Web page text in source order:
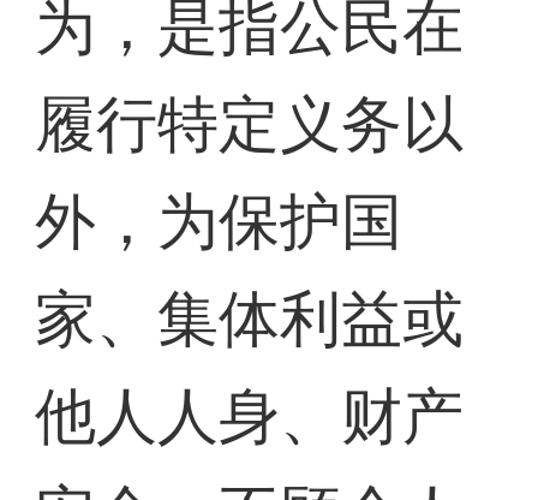
为，是指公民在
履行特定义务以
外，为保护国
家、集体利益或
他人人身、财产